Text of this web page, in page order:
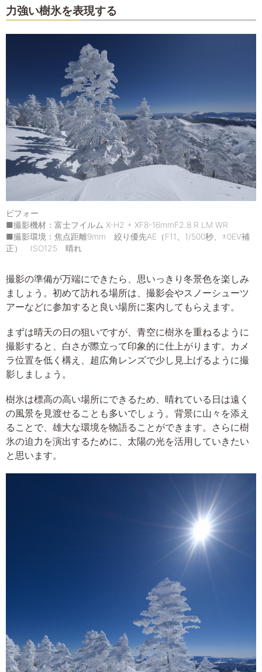
力強い樹氷を表現する
ビフォー
■撮影機材：富士フイルム X-H2 + XF8-16mmF2.8 R LM WR
■撮影環境：焦点距離9mm 絞り優先AE（F11、1/500秒、±0EV補
正） ISO125 晴れ
撮影の準備が万端にできたら、思いっきり冬景色を楽しみ
ましょう。初めて訪れる場所は、撮影会やスノーシューツ
アーなどに参加すると良い場所に案内してもらえます。
まずは晴天の日の狙いですが、青空に樹氷を重ねるように
撮影すると、白さが際立って印象的に仕上がります。カメ
ラ位置を低く構え、超広角レンズで少し見上げるように撮
影しましょう。
樹氷は標高の高い場所にできるため、晴れている日は遠く
の風景を見渡せることも多いでしょう。背景に山々を添え
ることで、雄大な環境を物語ることができます。さらに樹
氷の迫力を演出するために、太陽の光を活用していきたい
と思います。